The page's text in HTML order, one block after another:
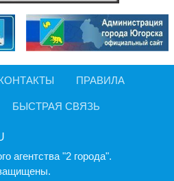
ПРАВИЛА
БЫСТРАЯ СВЯЗЬ
агентства "2 города".